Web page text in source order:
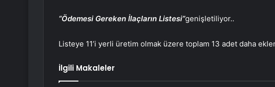
“Ödemesi Gereken İlaçların Listesi”genişletiliyor..
Listeye 11’i yerli üretim olmak üzere toplam 13 adet daha
İlgili Makaleler